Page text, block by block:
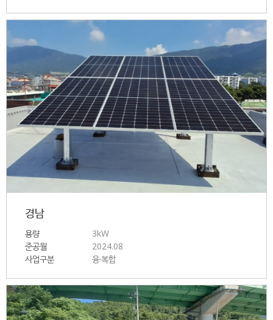
경남
용량
3kW
준공월
2024.08
사업구분
융·복합